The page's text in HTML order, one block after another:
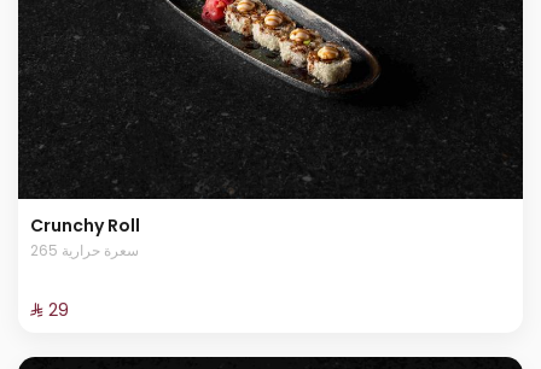
Crunchy Roll
265 سعرة حرارية
⁨⁦‪‬ 29⁩